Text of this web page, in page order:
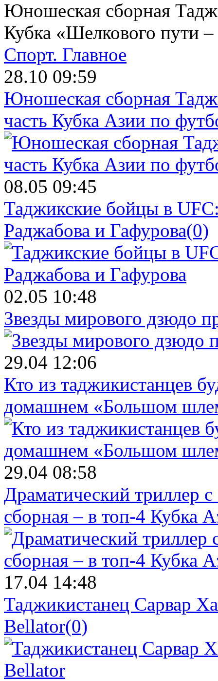
Юношеская сборная
Кубка «Шелкового пути
Спорт. Главное
28.10 09:59
Юношеская сборная
часть Кубка Азии по
08.05 09:45
Таджикские бойцы в
Раджабова и Гафурова(0)
02.05 10:48
Звезды мирового дзюдо
29.04 12:06
Кто из таджикистанцев
домашнем «Большом
29.04 08:58
Драматический триллер
сборная – в топ-4 Кубка
17.04 14:48
Таджикистанец Сарвар
Bellator(0)